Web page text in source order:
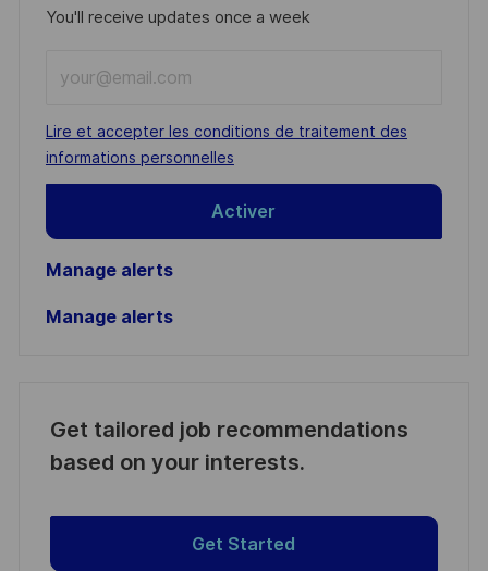
You'll receive updates once a week
Email
address
(Required)
Required
Lire et accepter les conditions de traitement des
informations personnelles
Activer
Manage alerts
Manage alerts
Get tailored job recommendations
based on your interests.
Get Started